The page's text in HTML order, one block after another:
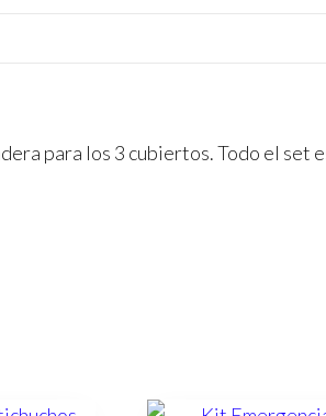
para los 3 cubiertos. Todo el set